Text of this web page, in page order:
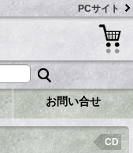
PCサイト
お問い合せ
CD